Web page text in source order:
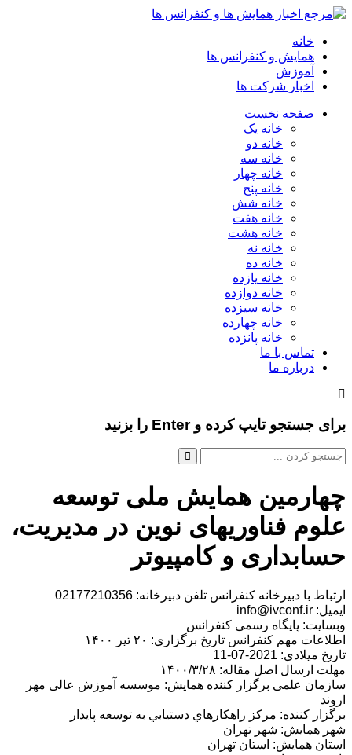
خانه
همایش و کنفرانس ها
آموزش
اخبار شرکت ها
صفحه نخست
خانه یک
خانه دو
خانه سه
خانه چهار
خانه پنج
خانه شش
خانه هفت
خانه هشت
خانه نه
خانه ده
خانه یازده
خانه دوازده
خانه سیزده
خانه چهارده
خانه پانزده
تماس با ما
درباره ما
برای جستجو تایپ کرده و Enter را بزنید
چهارمین همایش ملی توسعه
علوم فناوریهای نوین در مدیریت،
حسابداری و کامپیوتر
ارتباط با دبیرخانه کنفرانس تلفن دبیرخانه: 02177210356
ایمیل: info@ivconf.ir
وبسایت: پایگاه رسمی کنفرانس
اطلاعات مهم کنفرانس تاریخ برگزاری: ۲۰ تیر ۱۴۰۰
تاریخ میلادی: 2021-07-11
مهلت ارسال اصل مقاله: ۱۴۰۰/۳/۲۸
سازمان علمی برگزار کننده همایش: موسسه آموزش عالی مهر
اروند
برگزار کننده: مركز راهكارهاي دستيابي به توسعه پايدار
شهر همایش: شهر تهران
استان همایش: استان تهران